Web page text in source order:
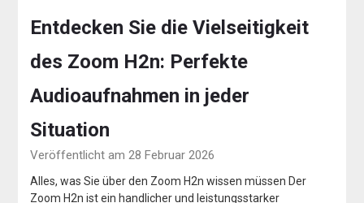
Entdecken Sie die Vielseitigkeit
des Zoom H2n: Perfekte
Audioaufnahmen in jeder
Situation
Veröffentlicht am 28 Februar 2026
Alles, was Sie über den Zoom H2n wissen müssen Der
Zoom H2n ist ein handlicher und leistungsstarker